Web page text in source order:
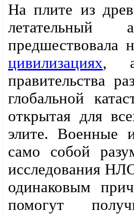
На плите из
летательный
цивилизациях, а
правительства
глобальной
открытая для
элите. Военные
само собой
исследования
одинаковым
помогут